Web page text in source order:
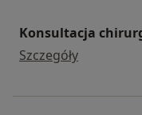
Konsultacja
Szczegóły